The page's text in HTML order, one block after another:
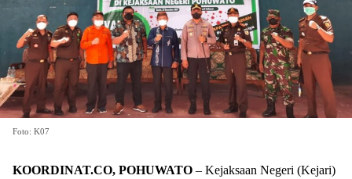
Foto: K07
KOORDINAT.CO, POHUWATO – Kejaksaan Negeri (Kejari)